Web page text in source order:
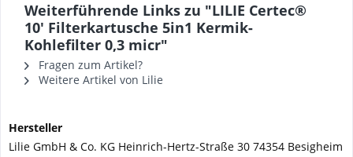
Weiterführende Links zu "LILIE Certec®
10' Filterkartusche 5in1 Kermik-
Kohlefilter 0,3 micr"
Fragen zum Artikel?
Weitere Artikel von Lilie
Hersteller
Lilie GmbH & Co. KG Heinrich-Hertz-Straße 30 74354 Besigheim